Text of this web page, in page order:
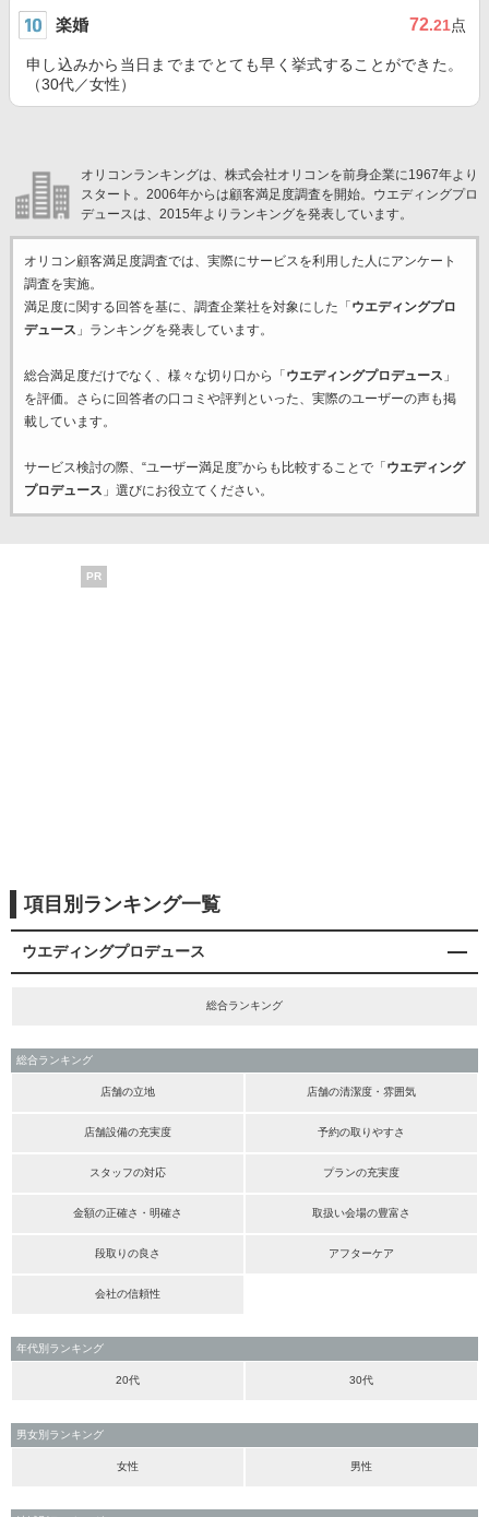
楽婚 72.21点
申し込みから当日までまでとても早く挙式することができた。
（30代／女性）
オリコンランキングは、株式会社オリコンを前身企業に1967年より
スタート。2006年からは顧客満足度調査を開始。ウエディングプロ
デュースは、2015年よりランキングを発表しています。
オリコン顧客満足度調査では、実際にサービスを利用した 人にアンケート
調査を実施。
満足度に関する回答を基に、調査企業社を対象にした「 ウエディングプロ
デュース 」ランキングを発表しています。
総合満足度だけでなく、様々な切り口から「 ウエディングプロデュース 」
を評価。さらに回答者の口コミや評判といった、実際のユーザーの声も掲
載しています。
サービス検討の際、“ユーザー満足度”からも比較することで「 ウエディング
プロデュース 」選びにお役立てください。
PR
項目別ランキング一覧
ウエディングプロデュース
総合ランキング
総合ランキング
店舗の立地 店舗の清潔度・雰囲気
店舗設備の充実度 予約の取りやすさ
スタッフの対応 プランの充実度
金額の正確さ・明確さ 取扱い会場の豊富さ
段取りの良さ アフターケア
会社の信頼性
年代別ランキング
20代 30代
男女別ランキング
女性 男性